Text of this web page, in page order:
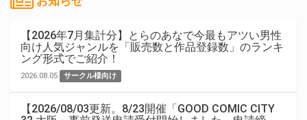
【2026年7月集計分】とらのあなで今最もアツい男性
向け人気ジャンルを「販売数と作品登録数」のランキ
ング形式でご紹介！
2026.08.05 サークル様向け
【2026/08/03更新。8/23開催「GOOD COMIC CITY